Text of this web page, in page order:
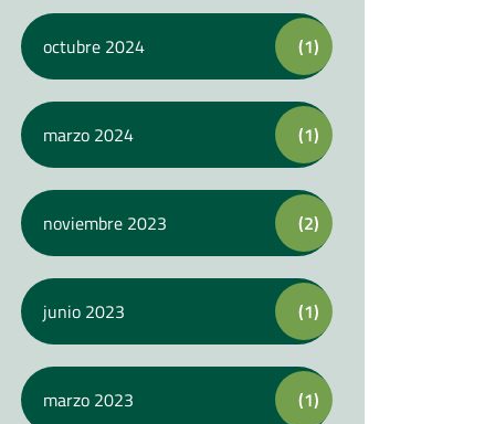
octubre 2024 (1)
marzo 2024 (1)
noviembre 2023 (2)
junio 2023 (1)
marzo 2023 (1)